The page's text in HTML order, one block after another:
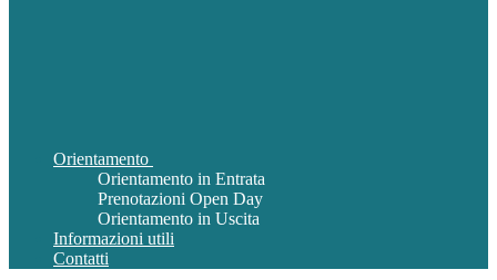
Orientamento
Orientamento in Entrata
Prenotazioni Open Day
Orientamento in Uscita
Informazioni utili
Contatti